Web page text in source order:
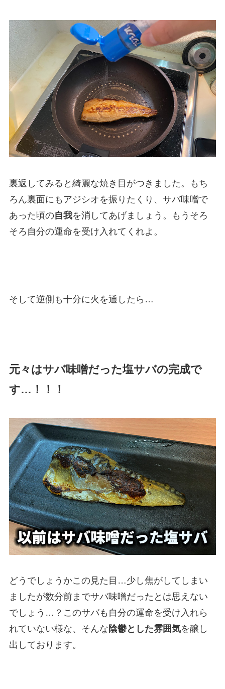
裏返してみると綺麗な焼き目がつきました。もち
ろん裏面にもアジシオを振りたくり、サバ味噌で
あった頃の自我を消してあげましょう。もうそろ
そろ自分の運命を受け入れてくれよ。
そして逆側も十分に火を通したら…
元々はサバ味噌だった塩サバの完成で
す…！！！
どうでしょうかこの見た目…少し焦がしてしまい
ましたが数分前までサバ味噌だったとは思えない
でしょう…？このサバも自分の運命を受け入れら
れていない様な、そんな陰鬱とした雰囲気を醸し
出しております。